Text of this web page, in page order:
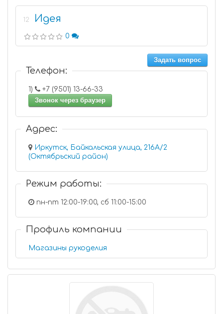
12 Идея
0
Задать вопрос
Телефон:
1)
+7 (9501) 13-66-33
Звонок через браузер
Адрес:
Иркутск, Байкальская улица, 216А/2
(Октябрьский район)
Режим работы:
пн-пт 12:00-19:00, сб 11:00-15:00
Профиль компании
Магазины рукоделия